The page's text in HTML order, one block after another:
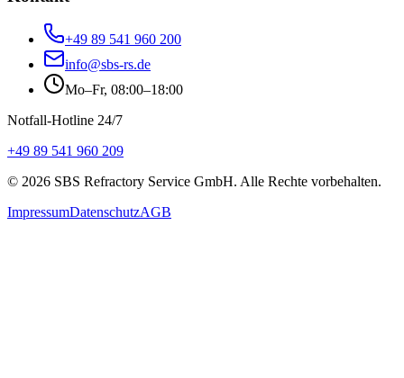
+49 89 541 960 200
info@sbs-rs.de
Mo–Fr, 08:00–18:00
Notfall-Hotline 24/7
+49 89 541 960 209
© 2026 SBS Refractory Service GmbH. Alle Rechte vorbehalten.
ImpressumDatenschutzAGB